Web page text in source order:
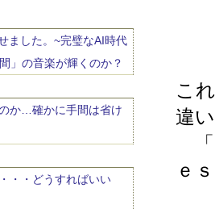
ました。~完璧なAI時代
」の音楽が輝くのか？
か…確かに手間は省け
・・どうすればいい
こ
違
「
ｅ